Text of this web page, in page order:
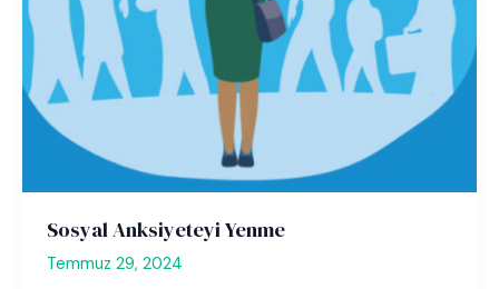
Sosyal Anksiyeteyi Yenme
Temmuz 29, 2024